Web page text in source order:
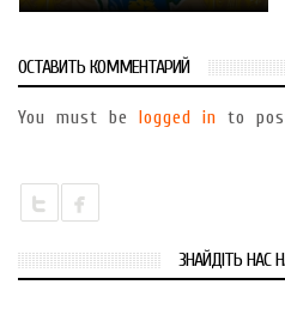
ОСТАВИТЬ КОММЕНТАРИЙ
You must be logged in to
ЗНАЙДІТЬ НАС